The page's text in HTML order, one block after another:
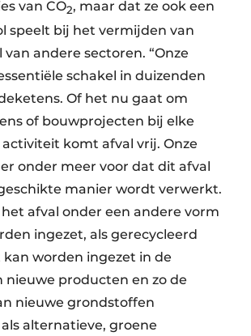
van CO2, maar dat ze ook een
speelt bij het vermijden van
van andere sectoren. “Onze
schakel in duizenden
Of het nu gaat om
of bouwprojecten bij elke
komt afval vrij. Onze
onder meer voor dat dit afval
manier wordt verwerkt.
afval onder een andere vorm
ingezet, als gerecycleerd
worden ingezet in de
nieuwe producten en zo de
nieuwe grondstoffen
alternatieve, groene